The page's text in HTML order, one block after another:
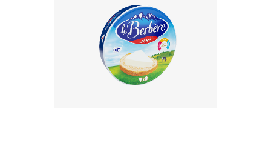
Le Berbère est un délicieux fromage
qui se caractérise par une texture
onctueuse à saveur douce et
gourmande. Il est le fromage idéal
p...
EN SAVOIR PLUS